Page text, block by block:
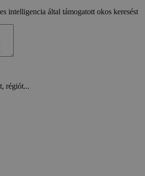
intelligencia által támogatott okos keresést
régiót...